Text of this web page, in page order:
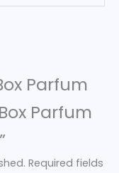
Parfum
Parfum
Required fields